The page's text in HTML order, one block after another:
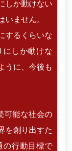
しか動けない
ません。
するくらいな
にしか動けな
うに、今後も
可能な社会の
を創り出すた
の行動目標で